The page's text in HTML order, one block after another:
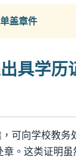
盖章件
具学
可向学校教务
。这类证明